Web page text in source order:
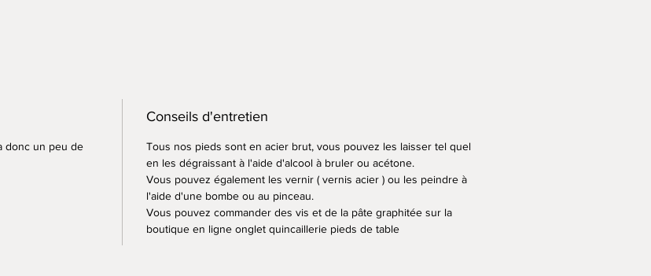
donc un peu de
Conseils d'entretien
Tous nos pieds sont en acier brut, vous pouvez les laisser tel quel
en les dégraissant à l'aide d'alcool à bruler ou acétone.
Vous pouvez également les vernir ( vernis acier ) ou les peindre à
l'aide d'une bombe ou au pinceau.
Vous pouvez commander des vis et de la pâte graphitée sur la
boutique en ligne onglet quincaillerie pieds de table